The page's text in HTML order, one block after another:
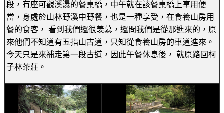
段，有座可觀溪瀑的餐桌橋，中午就在該餐桌橋上享用便
當，身處於山林野溪中野餐，也是一種享受，在食養山房用
餐的食客， 看到我們還很羡慕，還問我們是從那進來的，原
來他們不知道有五指山古道，只知從食養山房的車道進來。
今天只是來補走第一段古道，因此午餐休息後， 就原路回柯
子林茶莊。